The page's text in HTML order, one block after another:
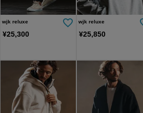
wjk reluxe
¥25,300
wjk reluxe
¥25,850